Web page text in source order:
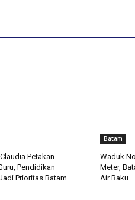
Petakan
Pendidikan
Prioritas Batam
Batam
Waduk
Meter,
Air Baku